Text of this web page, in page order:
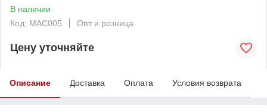
В наличии
Код: МАС005
Опт и розница
Цену уточняйте
Описание Доставка Оплата Условия возврата